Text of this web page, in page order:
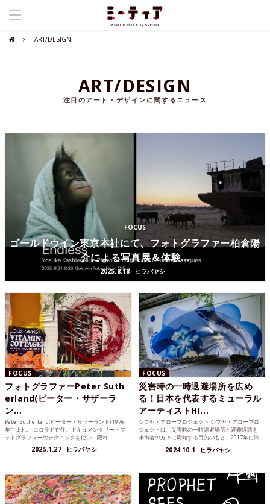
ART/DESIGN
ART/DESIGN
注目のアート・デザインに関するニュース
FOCUS
ゴールドウイン東京本社にて、フォトグラファー柏倉陽
介による写真展＆体験...
2025.8.18 ヒラバヤシ
FOCUS
フォトグラファーPeter Suth
erland(ピーター・サザーラ
ン...
Peter Sutherland(ピーター・サザーランド) 1976
年生まれ。 コロラド在住。ドキュメンタリー・フ
ォトグラフィーのテクニックを使い、隠れ...
2025.1.27 ヒラバヤシ
FOCUS
災害時の一時退避場所を広め
る！日本を代表するミューラル
アーティストHI...
シブヤ・アロープロジェクト シブヤ・アロープロ
ジェクトは、災害時の一時退避場所と避難経路を
来街者の方々に周知する目的のもと、2017年に渋
2024.10.1 ヒラバヤシ